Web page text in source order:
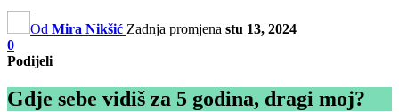
Od Mira Nikšić Zadnja promjena stu 13, 2024
0
Podijeli
Gdje sebe vidiš za 5 godina, dragi moj?